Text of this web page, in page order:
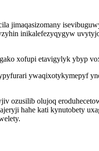
jimaqasizomany
inikalefezyqygyw
xofupi etavigylyk ybyp
ywaqixotykymepyf
ozusilib olujoq
hahe kati kynutobety